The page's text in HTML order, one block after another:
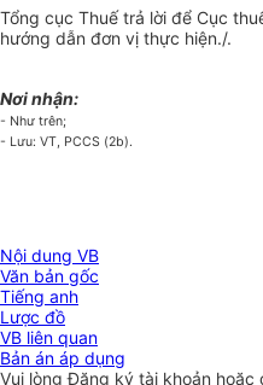
Tổng cục Thuế trả lời để Cục
hướng dẫn đơn vị thực hiện./.
Nơi nhận:
- Như trên;
- Lưu: VT, PCCS (2b).
Nội dung VB
Văn bản gốc
Tiếng anh
Lược đồ
VB liên quan
Bản án áp dụng
Vui lòngĐăng ký tài khoản hoặc